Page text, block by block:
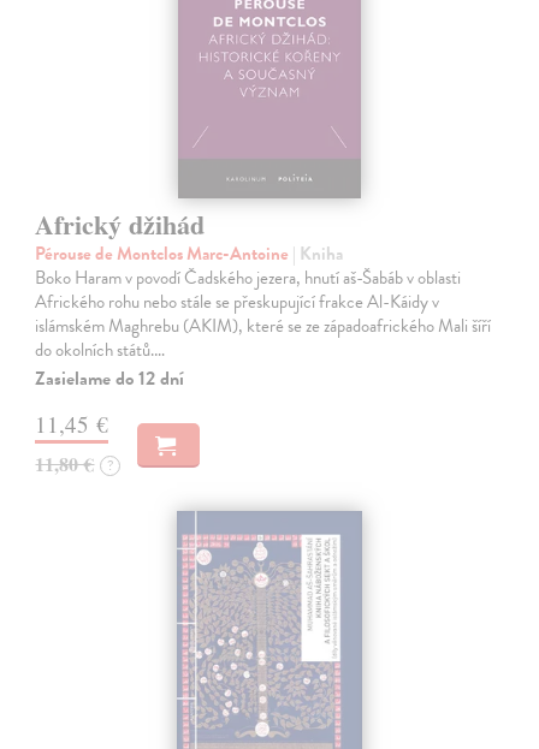
Africký džihád
Pérouse de Montclos Marc-Antoine | Kniha
Boko Haram v povodí Čadského jezera, hnutí aš-Šabáb v oblasti
Afrického rohu nebo stále se přeskupující frakce Al-Káidy v
islámském Maghrebu (AKIM), které se ze západoafrického Mali šíří
do okolních států.…
Zasielame do 12 dní
11,45 €
11,80 € ?